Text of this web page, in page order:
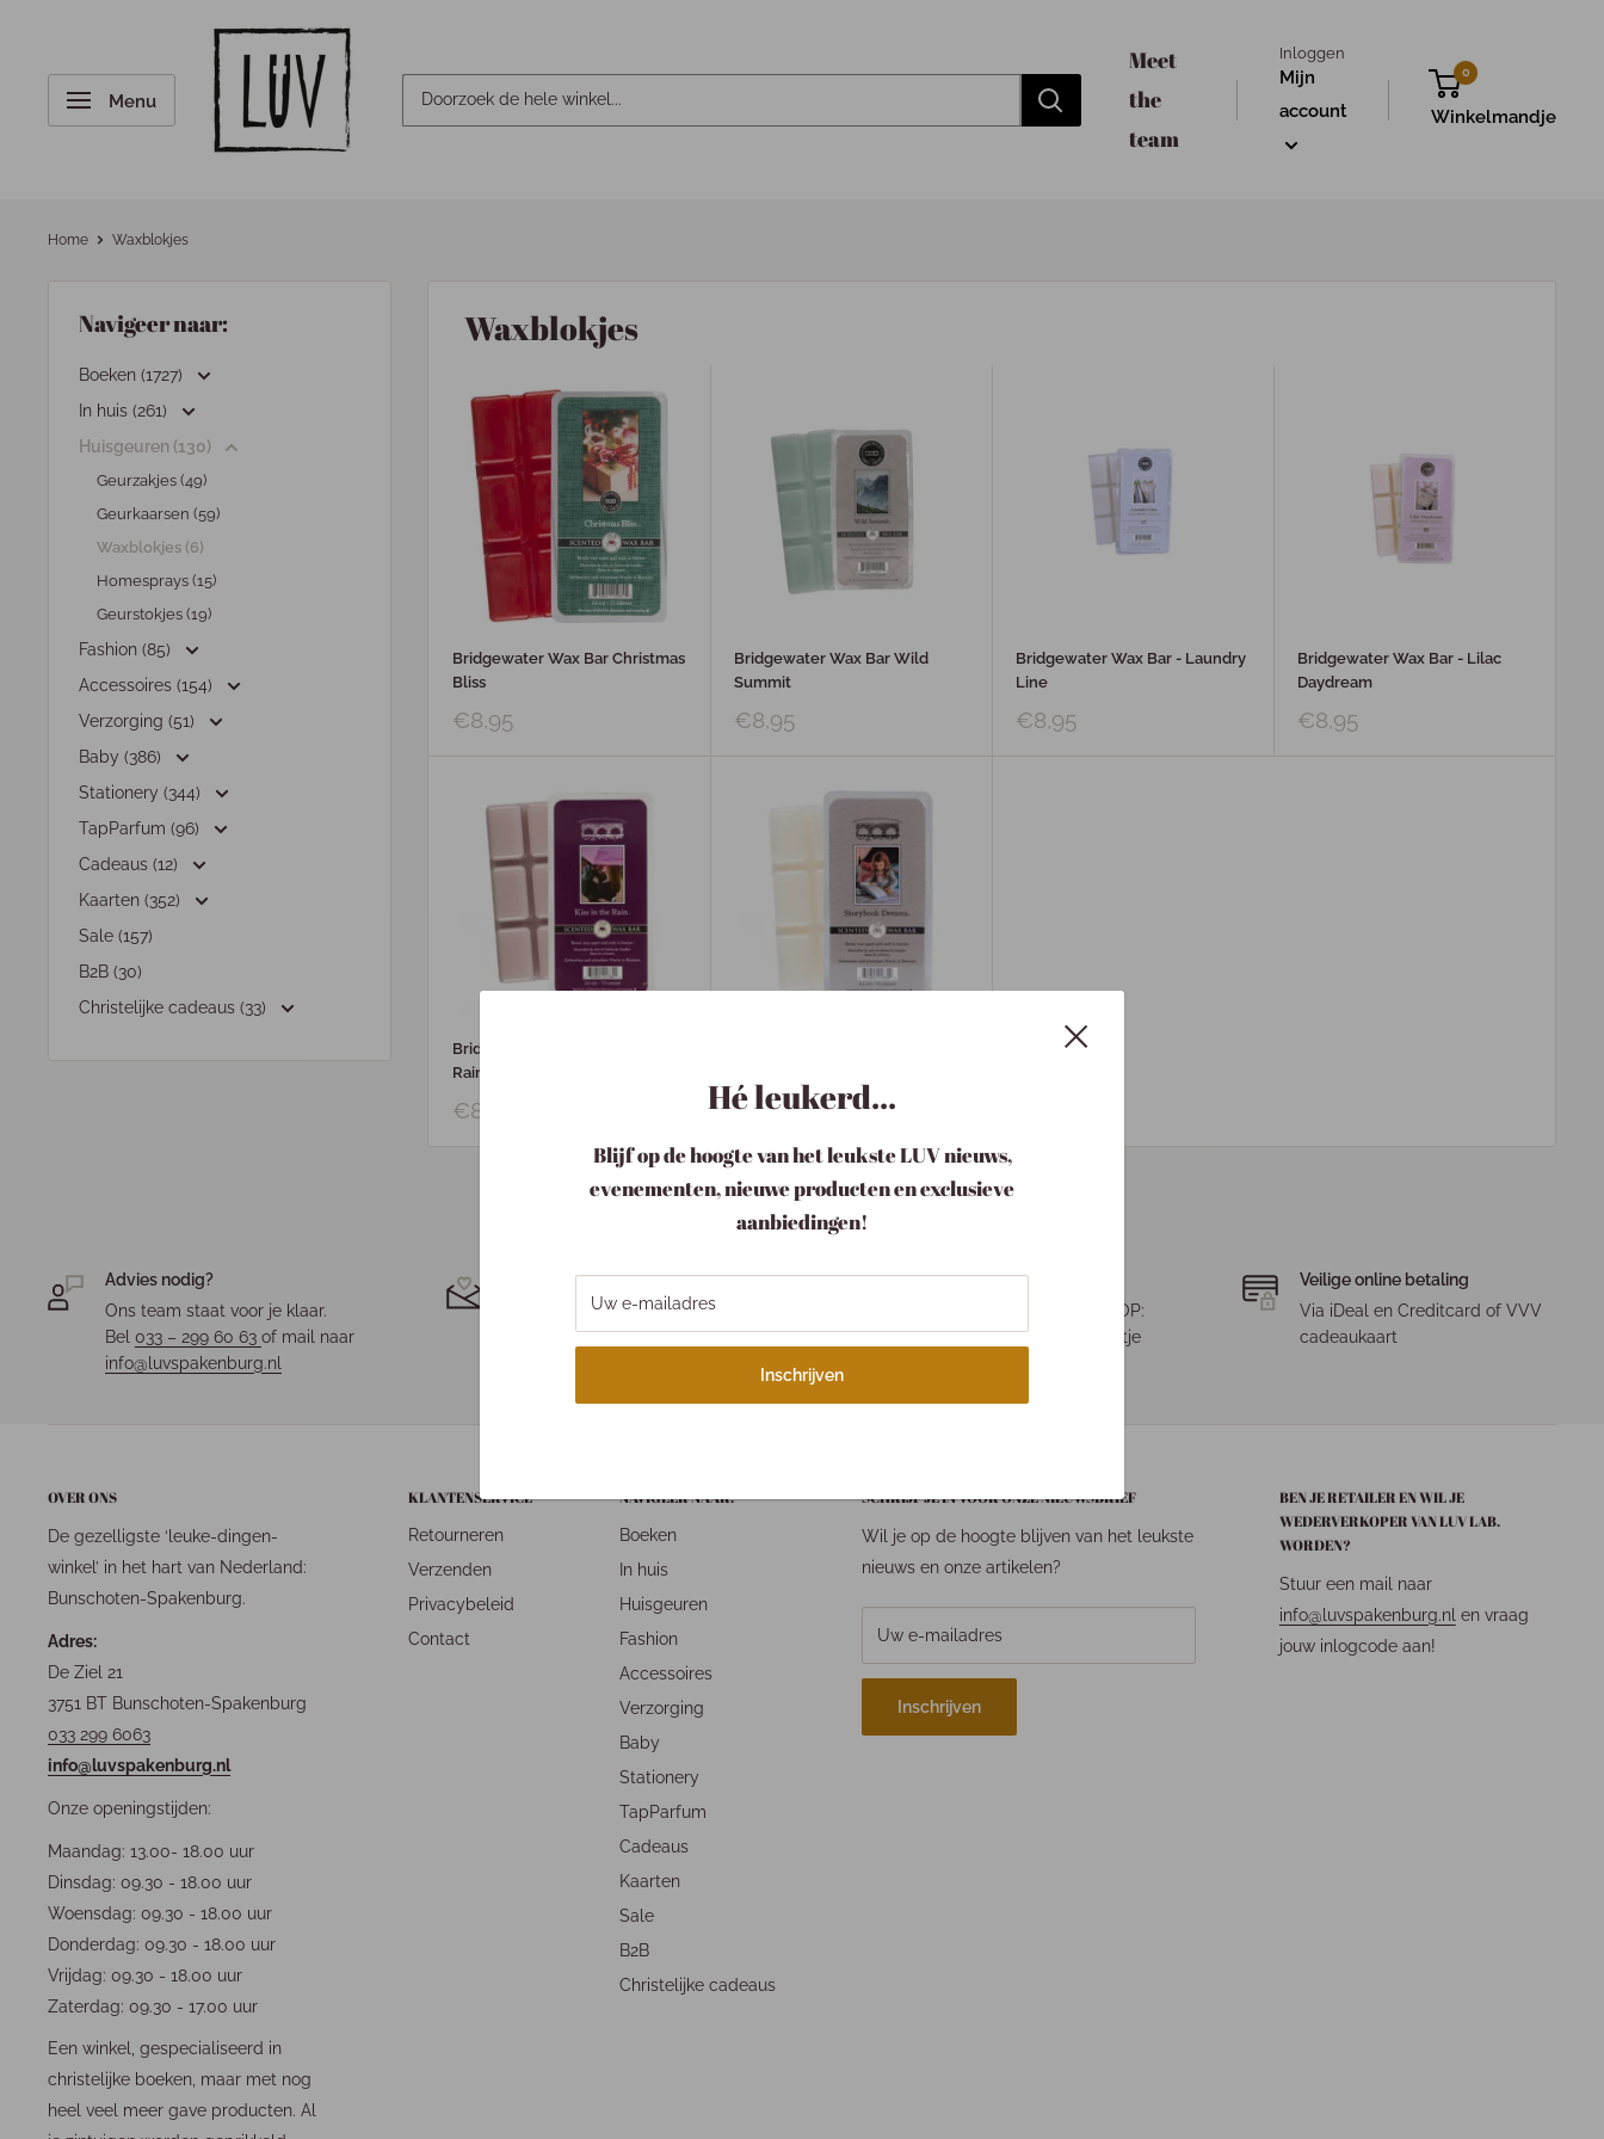
Hé leukerd...
Blijf op de hoogte van het leukste LUV nieuws,
evenementen, nieuwe producten en exclusieve
aanbiedingen!
Uw e-mailadres
Inschrijven
Menu
Meet
the
team
Inloggen
Mijn
account
0
Winkelmandje
Home Waxblokjes
Navigeer naar:
Boeken (1727)
In huis (261)
Huisgeuren (130)
Geurzakjes (49)
Geurkaarsen (59)
Waxblokjes (6)
Homesprays (15)
Geurstokjes (19)
Fashion (85)
Accessoires (154)
Verzorging (51)
Baby (386)
Stationery (344)
TapParfum (96)
Cadeaus (12)
Kaarten (352)
Sale (157)
B2B (30)
Christelijke cadeaus (33)
Waxblokjes
Bridgewater Wax Bar Christmas
Bliss
€8,95
Bridgewater Wax Bar Wild
Summit
€8,95
Bridgewater Wax Bar - Laundry
Line
€8,95
Bridgewater Wax Bar - Lilac
Daydream
€8,95
Bridgewater Wax Bar Kiss in the
Rain
€8,95 €8,95
Advies nodig?
Ons team staat voor je klaar.
Bel 033 – 299 60 63 of mail naar
info@luvspakenburg.nl
Jouw pakketje LUV
Elk pakketje is bij ons een
Verzending
Binnen 1-3 werkdagen. LET OP:
Wegens drukte kan je pakketje
Veilige online betaling
Via iDeal en Creditcard of VVV
cadeaukaart
OVER ONS
De gezelligste ‘leuke-dingen-
winkel’ in het hart van Nederland:
Bunschoten-Spakenburg.
Adres:
De Ziel 21
3751 BT Bunschoten-Spakenburg
033 299 6063
info@luvspakenburg.nl
Onze openingstijden:
Maandag: 13.00- 18.00 uur
Dinsdag: 09.30 - 18.00 uur
Woensdag: 09.30 - 18.00 uur
Donderdag: 09.30 - 18.00 uur
Vrijdag: 09.30 - 18.00 uur
Zaterdag: 09.30 - 17.00 uur
Een winkel, gespecialiseerd in
christelijke boeken, maar met nog
heel veel meer gave producten. Al
KLANTENSERVICE
Retourneren
Verzenden
Privacybeleid
Contact
NAVIGEER NAAR:
Boeken
In huis
Huisgeuren
Fashion
Accessoires
Verzorging
Baby
Stationery
TapParfum
Cadeaus
Kaarten
Sale
B2B
Christelijke cadeaus
SCHRIJF JE IN VOOR ONZE NIEUWSBRIEF
Wil je op de hoogte blijven van het leukste
nieuws en onze artikelen?
Uw e-mailadres
Inschrijven
BEN JE RETAILER EN WIL JE
WEDERVERKOPER VAN LUV LAB.
WORDEN?
Stuur een mail naar
info@luvspakenburg.nl en vraag
jouw inlogcode aan!